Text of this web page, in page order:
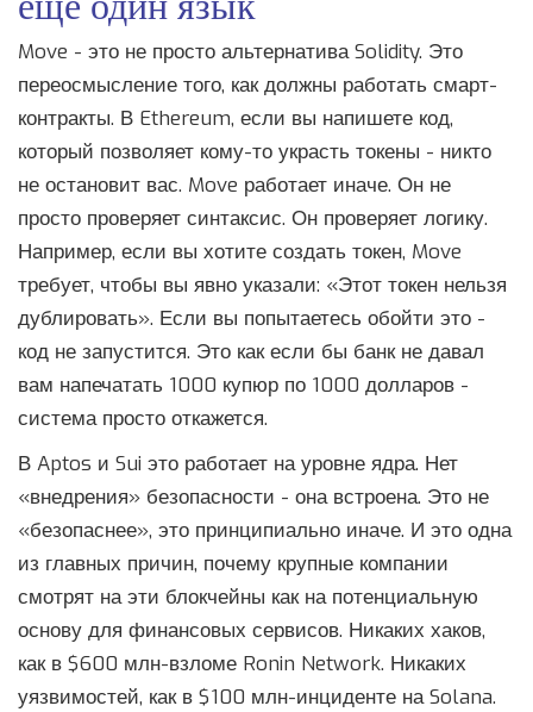
Move - это не просто альтернатива Solidity. Это
переосмысление того, как должны работать смарт-
контракты. В Ethereum, если вы напишете код,
который позволяет кому-то украсть токены - никто
не остановит вас. Move работает иначе. Он не
просто проверяет синтаксис. Он проверяет логику.
Например, если вы хотите создать токен, Move
требует, чтобы вы явно указали: «Этот токен нельзя
дублировать». Если вы попытаетесь обойти это -
код не запустится. Это как если бы банк не давал
вам напечатать 1000 купюр по 1000 долларов -
система просто откажется.
В Aptos и Sui это работает на уровне ядра. Нет
«внедрения» безопасности - она встроена. Это не
«безопаснее», это принципиально иначе. И это одна
из главных причин, почему крупные компании
смотрят на эти блокчейны как на потенциальную
основу для финансовых сервисов. Никаких хаков,
как в $600 млн-взломе Ronin Network. Никаких
уязвимостей, как в $100 млн-инциденте на Solana.